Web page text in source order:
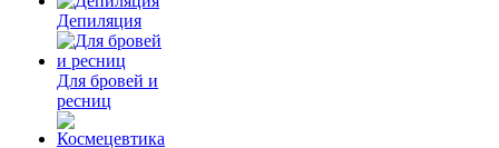
Депиляция
Для бровей и
ресниц